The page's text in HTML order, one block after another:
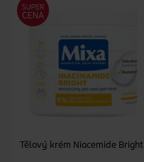
Tělový krém Niacemide Bright